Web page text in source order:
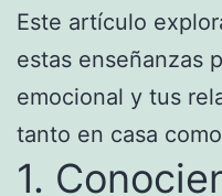
Este artículo
estas enseñanzas
emocional y tus
tanto en casa
1.